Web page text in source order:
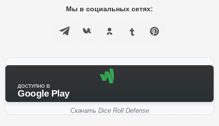
Мы в социальных сетях:
ДОСТУПНО В
Google Play
Скачать Dice Roll Defense